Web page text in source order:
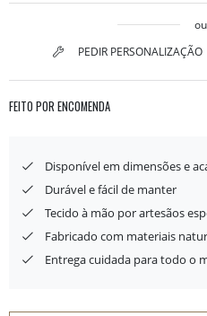
ou
PEDIR PERSONALIZAÇÃO
FEITO POR ENCOMENDA
Disponível em dimensões e
Durável e fácil de manter
Tecido à mão por artesãos
Fabricado com materiais
Entrega cuidada para todo o